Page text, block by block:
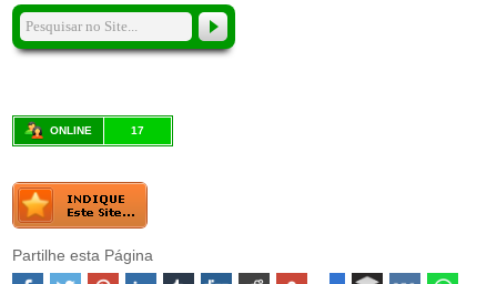
ONLINE 17
Partilhe esta Página